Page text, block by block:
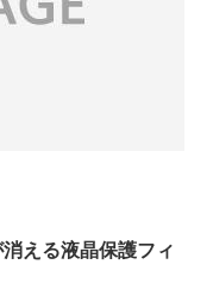
える液晶保護フィ